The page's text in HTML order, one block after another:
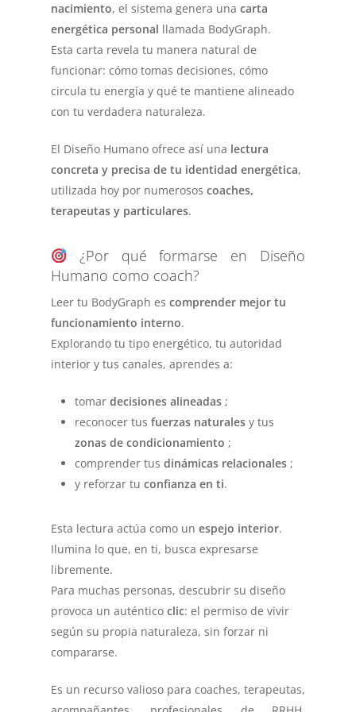
nacimiento, el sistema genera una carta
energética personal llamada BodyGraph.
Esta carta revela tu manera natural de
funcionar: cómo tomas decisiones, cómo
circula tu energía y qué te mantiene alineado
con tu verdadera naturaleza.
El Diseño Humano ofrece así una lectura
concreta y precisa de tu identidad energética,
utilizada hoy por numerosos coaches,
terapeutas y particulares.
¿Por qué formarse en Diseño
Humano como coach?
Leer tu BodyGraph es comprender mejor tu
funcionamiento interno.
Explorando tu tipo energético, tu autoridad
interior y tus canales, aprendes a:
tomar decisiones alineadas ;
reconocer tus fuerzas naturales y tus
zonas de condicionamiento ;
comprender tus dinámicas relacionales ;
y reforzar tu confianza en ti.
Esta lectura actúa como un espejo interior.
Ilumina lo que, en ti, busca expresarse
libremente.
Para muchas personas, descubrir su diseño
provoca un auténtico clic: el permiso de vivir
según su propia naturaleza, sin forzar ni
compararse.
Es un recurso valioso para coaches, terapeutas,